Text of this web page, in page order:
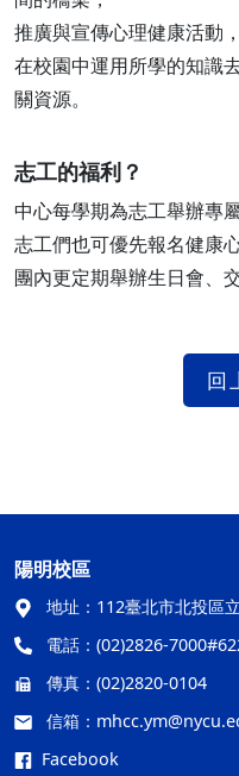
推廣與宣傳心理健康活動
在校園中運用所學的知識
關資源。
志工的福利？
中心每學期為志工舉辦專
志工們也可優先報名健康
團內更定期舉辦生日會、
回
陽明校區
地址： 112臺北市北投區
電話： (02)2826-
傳真： (02)2820-0104
信箱：
Facebook